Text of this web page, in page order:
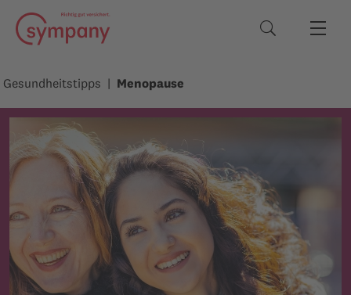
Suchbegriffe
Gesundheitstipps Menopause